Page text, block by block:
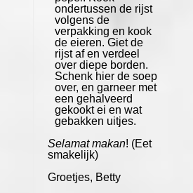
ondertussen de rijst
volgens de
verpakking en kook
de eieren. Giet de
rijst af en verdeel
over diepe borden.
Schenk hier de soep
over, en garneer met
een gehalveerd
gekookt ei en wat
gebakken uitjes.
Selamat makan! (Eet
smakelijk)
Groetjes, Betty